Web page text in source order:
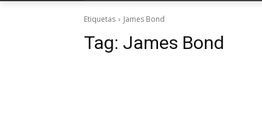
Etiquetas James Bond
Tag: James Bond